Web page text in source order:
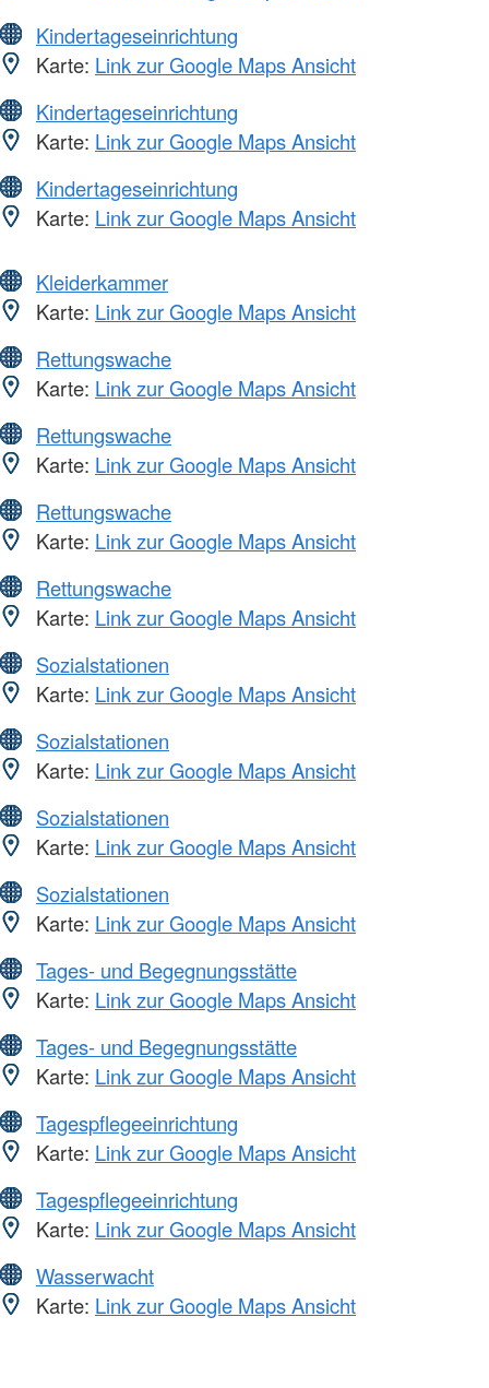
Kindertageseinrichtung
Karte: Link zur Google Maps Ansicht
Kindertageseinrichtung
Karte: Link zur Google Maps Ansicht
Kindertageseinrichtung
Karte: Link zur Google Maps Ansicht
Kleiderkammer
Karte: Link zur Google Maps Ansicht
Rettungswache
Karte: Link zur Google Maps Ansicht
Rettungswache
Karte: Link zur Google Maps Ansicht
Rettungswache
Karte: Link zur Google Maps Ansicht
Rettungswache
Karte: Link zur Google Maps Ansicht
Sozialstationen
Karte: Link zur Google Maps Ansicht
Sozialstationen
Karte: Link zur Google Maps Ansicht
Sozialstationen
Karte: Link zur Google Maps Ansicht
Sozialstationen
Karte: Link zur Google Maps Ansicht
Tages- und Begegnungsstätte
Karte: Link zur Google Maps Ansicht
Tages- und Begegnungsstätte
Karte: Link zur Google Maps Ansicht
Tagespflegeeinrichtung
Karte: Link zur Google Maps Ansicht
Tagespflegeeinrichtung
Karte: Link zur Google Maps Ansicht
Wasserwacht
Karte: Link zur Google Maps Ansicht